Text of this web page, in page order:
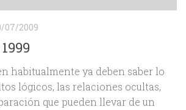
07/2009
habitualmente ya deben saber lo
lógicos, las relaciones ocultas,
que pueden llevar de un